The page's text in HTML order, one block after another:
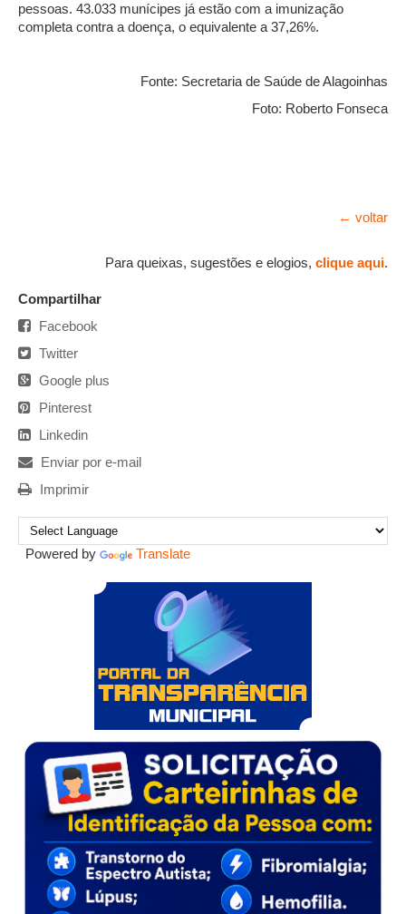
pessoas. 43.033 munícipes já estão com a imunização
completa contra a doença, o equivalente a 37,26%.
Fonte: Secretaria de Saúde de Alagoinhas
Foto: Roberto Fonseca
← voltar
Para queixas, sugestões e elogios, clique aqui.
Compartilhar
Facebook
Twitter
Google plus
Pinterest
Linkedin
Enviar por e-mail
Imprimir
Powered by Translate